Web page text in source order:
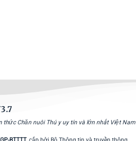
thức Chăn nuôi Thú y uy tín và lớn nhất Việt Nam